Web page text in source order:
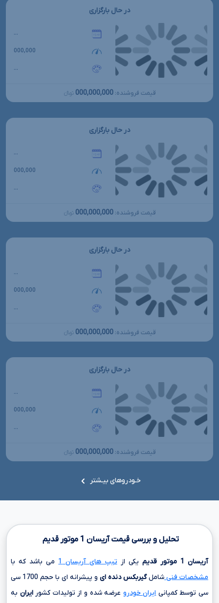
در حال بارگزاری
...
000,000
...
قیمت فروشنده: 000,000,000 تومانءءء
در حال بارگزاری
...
000,000
...
قیمت فروشنده: 000,000,000 تومانءءء
در حال بارگزاری
...
000,000
...
قیمت فروشنده: 000,000,000 تومانءءء
در حال بارگزاری
...
000,000
...
قیمت فروشنده: 000,000,000 تومانءءء
خـودروهای بیـشتر
تحلیل و بررسی قیمت آریسان 1 موتور قدیم
آریسان 1 موتور قدیم یکی از تیپ های آریسان 1
می باشد که با
مشخصات فنی شاملگیربکس دنده ای و پیشرانه ای با حجم
1700 سی
سیتوسط کمپانی ایران خودرو عرضه شده و از تولیدات کشورایران به